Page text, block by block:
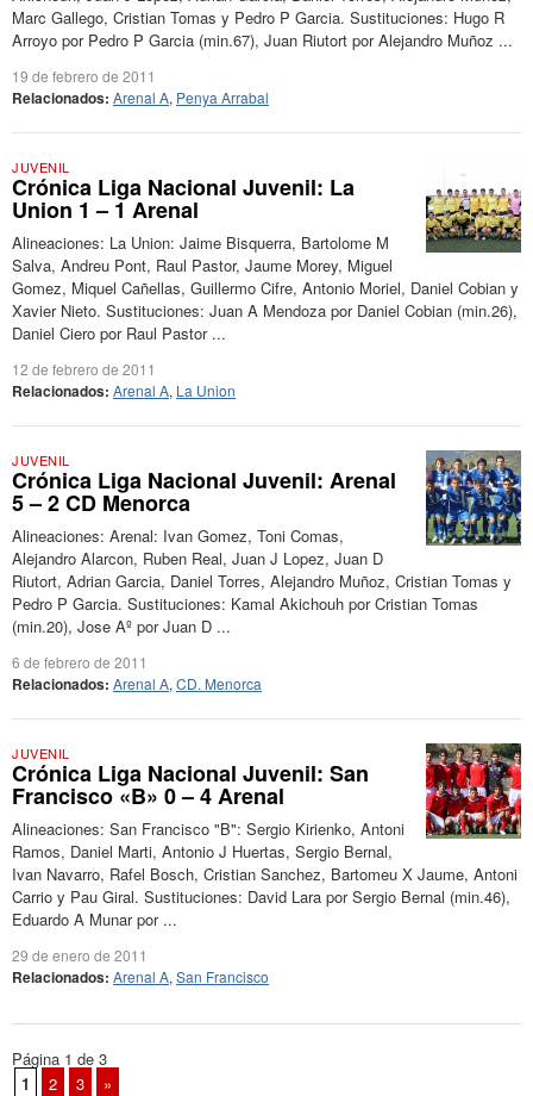
Marc Gallego, Cristian Tomas y Pedro P Garcia. Sustituciones: Hugo R
Arroyo por Pedro P Garcia (min.67), Juan Riutort por Alejandro Muñoz ...
19 de febrero de 2011
Relacionados: Arenal A, Penya Arrabal
JUVENIL
Crónica Liga Nacional Juvenil: La
Union 1 – 1 Arenal
Alineaciones: La Union: Jaime Bisquerra, Bartolome M
Salva, Andreu Pont, Raul Pastor, Jaume Morey, Miguel
Gomez, Miquel Cañellas, Guillermo Cifre, Antonio Moriel, Daniel Cobian y
Xavier Nieto. Sustituciones: Juan A Mendoza por Daniel Cobian (min.26),
Daniel Ciero por Raul Pastor ...
12 de febrero de 2011
Relacionados: Arenal A, La Union
JUVENIL
Crónica Liga Nacional Juvenil: Arenal
5 – 2 CD Menorca
Alineaciones: Arenal: Ivan Gomez, Toni Comas,
Alejandro Alarcon, Ruben Real, Juan J Lopez, Juan D
Riutort, Adrian Garcia, Daniel Torres, Alejandro Muñoz, Cristian Tomas y
Pedro P Garcia. Sustituciones: Kamal Akichouh por Cristian Tomas
(min.20), Jose Aº por Juan D ...
6 de febrero de 2011
Relacionados: Arenal A, CD. Menorca
JUVENIL
Crónica Liga Nacional Juvenil: San
Francisco «B» 0 – 4 Arenal
Alineaciones: San Francisco "B": Sergio Kirienko, Antoni
Ramos, Daniel Marti, Antonio J Huertas, Sergio Bernal,
Ivan Navarro, Rafel Bosch, Cristian Sanchez, Bartomeu X Jaume, Antoni
Carrio y Pau Giral. Sustituciones: David Lara por Sergio Bernal (min.46),
Eduardo A Munar por ...
29 de enero de 2011
Relacionados: Arenal A, San Francisco
Página 1 de 3
1
2 3 »